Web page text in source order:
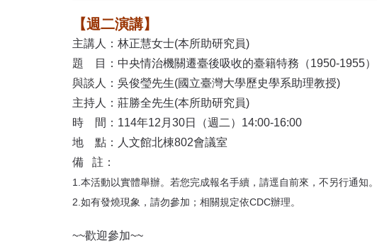
【週二演講】
主講人：林正慧女士(本所助研究員)
題 目：中央情治機關遷臺後吸收的臺籍特務（1950-1955
與談人：吳俊瑩先生(國立臺灣大學歷史學系助理教授)
主持人：莊勝全先生(本所助研究員)
時 間：114年12月30日（週二）14:00-16:00
地 點：人文館北棟802會議室
備 註：
1.本活動以實體舉辦。若您完成報名手續，請逕自前來，不另行通知。
2.如有發燒現象，請勿參加；相關規定依CDC辦理。
~~歡迎參加~~